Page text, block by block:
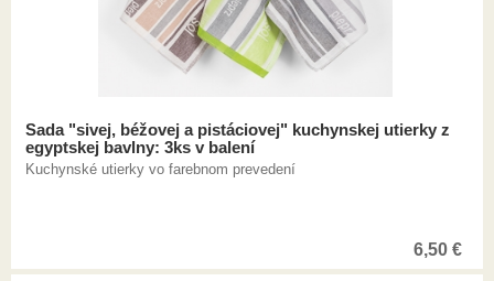
Sada "sivej, béžovej a pistáciovej" kuchynskej utierky z
egyptskej bavlny: 3ks v balení
Kuchynské utierky vo farebnom prevedení
6,50 €